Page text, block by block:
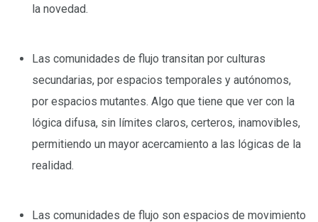
la novedad.
Las comunidades de flujo transitan por culturas
secundarias, por espacios temporales y autónomos,
por espacios mutantes. Algo que tiene que ver con la
lógica difusa, sin límites claros, certeros, inamovibles,
permitiendo un mayor acercamiento a las lógicas de la
realidad.
Las comunidades de flujo son espacios de movimiento